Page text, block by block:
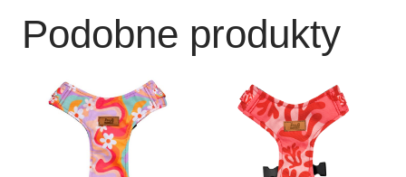
Podobne produkty